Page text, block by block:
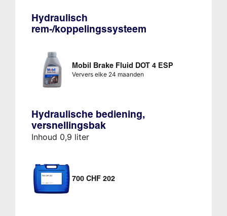
Hydraulisch
rem-/koppelingssysteem
Mobil Brake Fluid DOT 4 ESP
Ververs elke 24 maanden
Hydraulische bediening,
versnellingsbak
Inhoud 0,9 liter
700 CHF 202